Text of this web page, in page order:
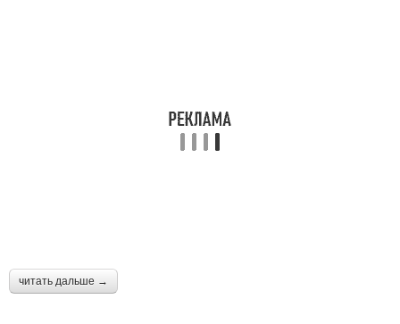
читать дальше →